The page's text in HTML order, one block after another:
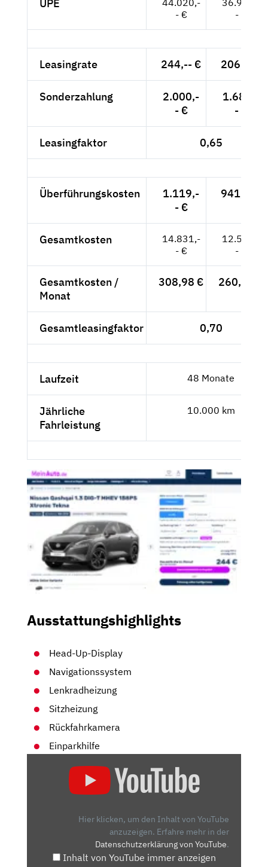
UPE
44.020,-
- €
36.992,-
- €
Leasingrate 244,-- € 206,-- €
Sonderzahlung
2.000,-
- €
1.681,-
- €
Leasingfaktor 0,65
Überführungskosten
1.119,-
- €
941,-- €
Gesamtkosten
14.831,-
- €
12.510,-
- €
Gesamtkosten /
Monat
308,98 € 260,63 €
Gesamtleasingfaktor 0,70
Laufzeit 48 Monate
Jährliche
Fahrleistung
10.000 km
Ausstattungshighlights
Head-Up-Display
Navigationssystem
Lenkradheizung
Sitzheizung
Rückfahrkamera
Einparkhilfe
QASHQAI
ANTRIEBSKONZEPT?
Hier klicken, um den Inhalt von YouTube
anzuzeigen. Erfahre mehr in der
Datenschutzerklärung von YouTube.
Inhalt von YouTube immer anzeigen